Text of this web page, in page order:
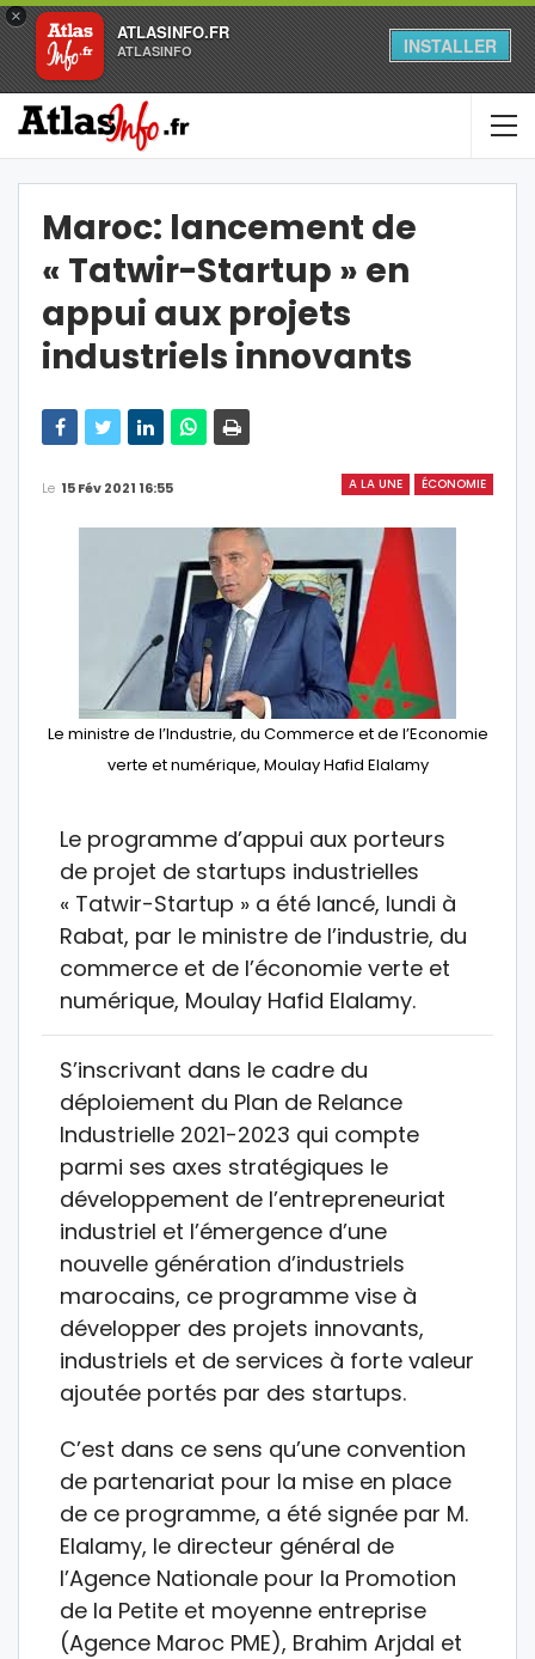
×
ATLASINFO.FR
ATLASINFO INSTALLER
Maroc: lancement de
« Tatwir-Startup » en
appui aux projets
industriels innovants
A LA UNE ÉCONOMIE
Le 15 Fév 2021 16:55
Le ministre de l’Industrie, du Commerce et de l’Economie
verte et numérique, Moulay Hafid Elalamy
Le programme d’appui aux porteurs
de projet de startups industrielles
« Tatwir-Startup » a été lancé, lundi à
Rabat, par le ministre de l’industrie, du
commerce et de l’économie verte et
numérique, Moulay Hafid Elalamy.
S’inscrivant dans le cadre du
déploiement du Plan de Relance
Industrielle 2021-2023 qui compte
parmi ses axes stratégiques le
développement de l’entrepreneuriat
industriel et l’émergence d’une
nouvelle génération d’industriels
marocains, ce programme vise à
développer des projets innovants,
industriels et de services à forte valeur
ajoutée portés par des startups.
C’est dans ce sens qu’une convention
de partenariat pour la mise en place
de ce programme, a été signée par M.
Elalamy, le directeur général de
l’Agence Nationale pour la Promotion
de la Petite et moyenne entreprise
(Agence Maroc PME), Brahim Arjdal et